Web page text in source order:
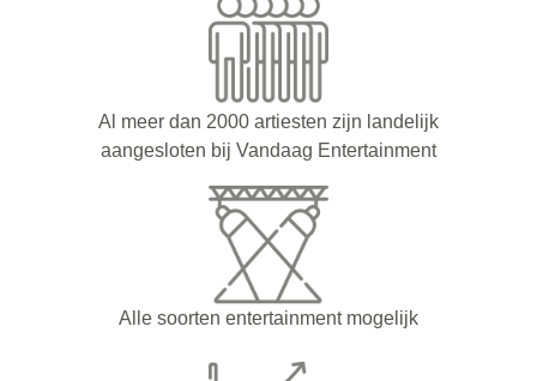
Al meer dan 2000 artiesten zijn landelijk
aangesloten bij Vandaag Entertainment
Alle soorten entertainment mogelijk